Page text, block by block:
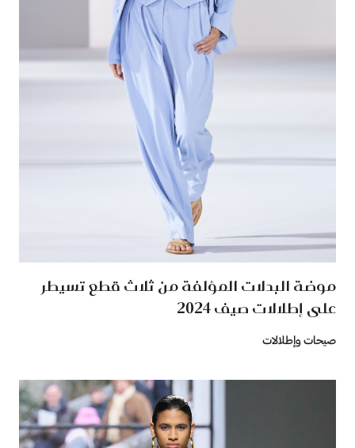
موضة البدلات المؤلفة من ثلاث قطع تسيطر
على إطلالات صيف 2024
صيحات وإطلالات